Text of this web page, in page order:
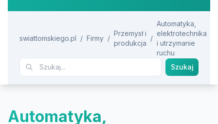
swiattomskiego.pl / Firmy /
Przemysł i
produkcja
/
Automatyka,
elektrotechnika
i utrzymanie
ruchu
Szukaj
Automatyka,